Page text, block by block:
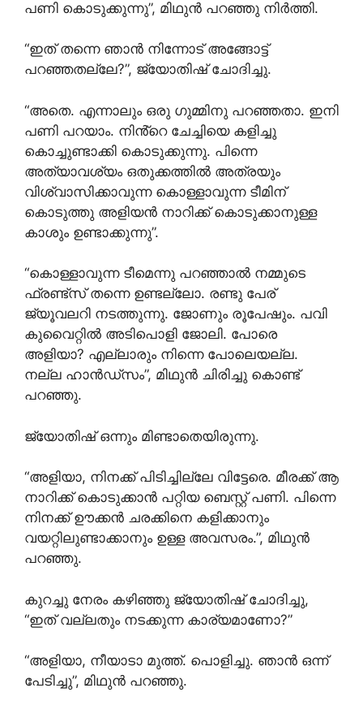
പണി കൊടുക്കുന്നു”, മിഥുൻ പറഞ്ഞു നിർത്തി.
“ഇത് തന്നെ ഞാൻ നിന്നോട് അങ്ങോട്ട്
പറഞ്ഞതല്ലേ?”, ജ്യോതിഷ് ചോദിച്ചു.
“അതെ. എന്നാലും ഒരു ഗുമ്മിനു പറഞ്ഞതാ. ഇനി
പണി പറയാം. നിൻ്റെ ചേച്ചിയെ കളിച്ചു
കൊച്ചുണ്ടാക്കി കൊടുക്കുന്നു. പിന്നെ
അത്യാവശ്യം ഒതുക്കത്തിൽ അത്രയും
വിശ്വാസിക്കാവുന്ന കൊള്ളാവുന്ന ടീമിന്
കൊടുത്തു അളിയൻ നാറിക്ക് കൊടുക്കാനുള്ള
കാശും ഉണ്ടാക്കുന്നു”.
“കൊള്ളാവുന്ന ടീമെന്നു പറഞ്ഞാൽ നമ്മുടെ
ഫ്രണ്ട്സ് തന്നെ ഉണ്ടല്ലോ. രണ്ടു പേര്
ജ്യൂവലറി നടത്തുന്നു. ജോണും രൂപേഷും. പവി
കുവൈറ്റിൽ അടിപൊളി ജോലി. പോരെ
അളിയാ? എല്ലാരും നിന്നെ പോലെയല്ല.
നല്ല ഹാൻഡ്‌സം”, മിഥുൻ ചിരിച്ചു കൊണ്ട്
പറഞ്ഞു.
ജ്യോതിഷ് ഒന്നും മിണ്ടാതെയിരുന്നു.
“അളിയാ, നിനക്ക് പിടിച്ചില്ലേ വിട്ടേരെ. മീരക്ക് ആ
നാറിക്ക് കൊടുക്കാൻ പറ്റിയ ബെസ്റ്റ് പണി. പിന്നെ
നിനക്ക് ഊക്കൻ ചരക്കിനെ കളിക്കാനും
വയറ്റിലുണ്ടാക്കാനും ഉള്ള അവസരം.”, മിഥുൻ
പറഞ്ഞു.
കുറച്ചു നേരം കഴിഞ്ഞു ജ്യോതിഷ് ചോദിച്ചു,
“ഇത് വല്ലതും നടക്കുന്ന കാര്യമാണോ?”
“അളിയാ, നീയാടാ മുത്ത്. പൊളിച്ചു. ഞാൻ ഒന്ന്
പേടിച്ചു”, മിഥുൻ പറഞ്ഞു.